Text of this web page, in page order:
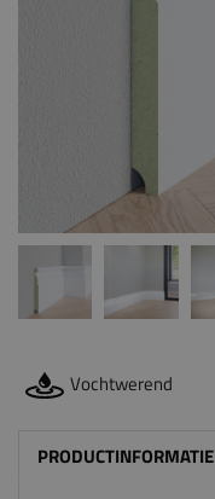
Vochtwerend
PRODUCTINFORMATIE